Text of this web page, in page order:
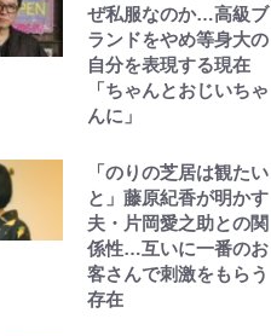
｢なんじゃこりゃああ
あ！｣本田圭佑の古巣ミ
ラン、漆黒×蛍光レッド
の超絶クールな新サー
ドユニに世界が熱狂｢サ
りゃかっけえわ｣
｢知念さんを煽ってたの
と同じ人？｣鹿島・鈴木
優磨、大逆転勝利後
の“超・優等生インタビ
ぜ私服なのか…高級ブ
ランドをやめ等身大の
自分を表現する現在
「ちゃんとおじいちゃ
んに」
「のりの芝居は観たい
と」藤原紀香が明かす
夫・片岡愛之助との関
係性…互いに一番のお
客さんで刺激をもらう
存在